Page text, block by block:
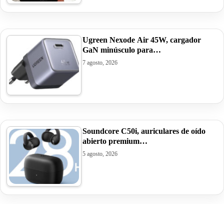
Ugreen Nexode Air 45W, cargador
GaN minúsculo para…
7 agosto, 2026
Soundcore C50i, auriculares de oído
abierto premium…
5 agosto, 2026